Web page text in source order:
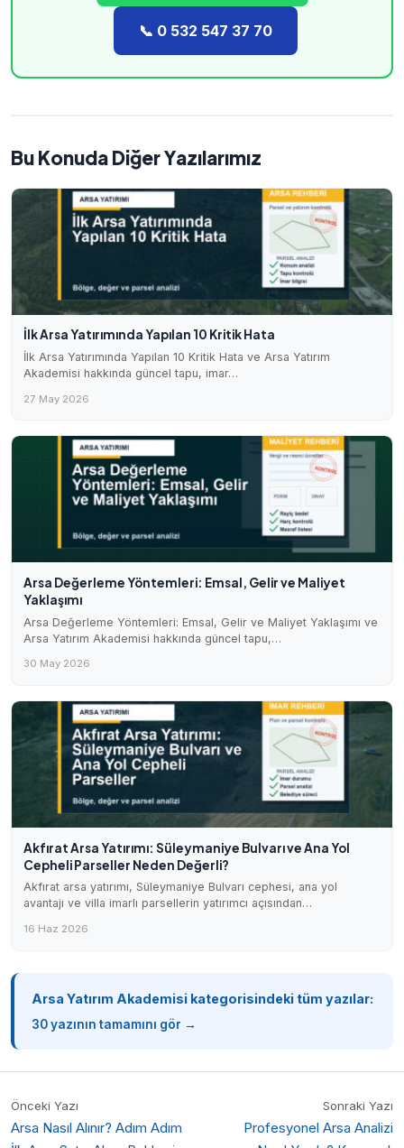
📞 0 532 547 37 70
Bu Konuda Diğer Yazılarımız
İlk Arsa Yatırımında Yapılan 10 Kritik Hata
İlk Arsa Yatırımında Yapılan 10 Kritik Hata ve Arsa Yatırım
Akademisi hakkında güncel tapu, imar…
27 May 2026
Arsa Değerleme Yöntemleri: Emsal, Gelir ve Maliyet
Yaklaşımı
Arsa Değerleme Yöntemleri: Emsal, Gelir ve Maliyet Yaklaşımı ve
Arsa Yatırım Akademisi hakkında güncel tapu,…
30 May 2026
Akfırat Arsa Yatırımı: Süleymaniye Bulvarı ve Ana Yol
Cepheli Parseller Neden Değerli?
Akfırat arsa yatırımı, Süleymaniye Bulvarı cephesi, ana yol
avantajı ve villa imarlı parsellerin yatırımcı açısından…
16 Haz 2026
Arsa Yatırım Akademisi kategorisindeki tüm yazılar:
30 yazının tamamını gör →
Önceki Yazı
Arsa Nasıl Alınır? Adım Adım
Sonraki Yazı
Profesyonel Arsa Analizi